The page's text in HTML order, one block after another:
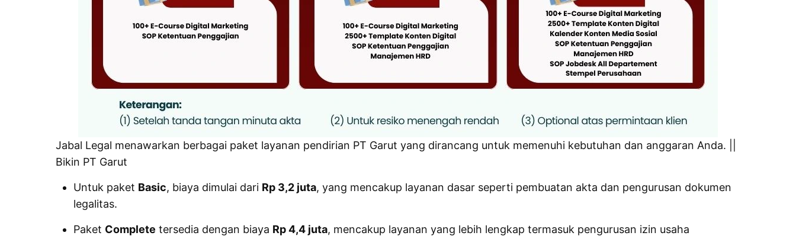
Jabal Legal menawarkan berbagai paket layanan pendirian PT Garut yang dirancang untuk memenuhi kebutuhan dan anggaran Anda. ||
Bikin PT Garut
Untuk paket Basic, biaya dimulai dari Rp 3,2 juta, yang mencakup layanan dasar seperti pembuatan akta dan pengurusan dokumen
legalitas.
Paket Complete tersedia dengan biaya Rp 4,4 juta, mencakup layanan yang lebih lengkap termasuk pengurusan izin usaha